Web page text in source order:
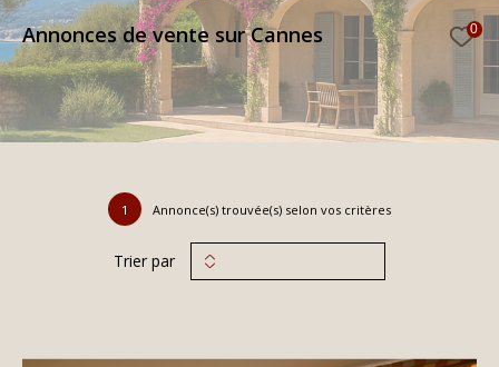
0
Annonces de vente sur Cannes
1 Annonce(s) trouvée(s) selon vos critères
Trier par